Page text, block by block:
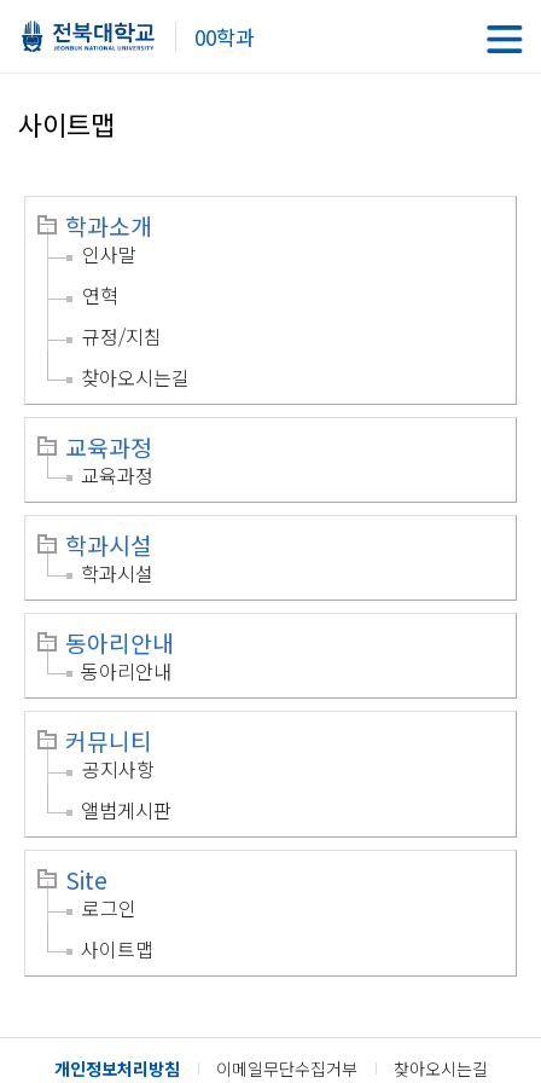
00학과
사이트맵
학과소개
인사말
연혁
규정/지침
찾아오시는길
교육과정
교육과정
학과시설
학과시설
동아리안내
동아리안내
커뮤니티
공지사항
앨범게시판
Site
로그인
사이트맵
개인정보처리방침 이메일무단수집거부 찾아오시는길